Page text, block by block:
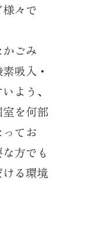
々で
ごみ
吸入・
よう、
を何部
てお
方でも
る環境